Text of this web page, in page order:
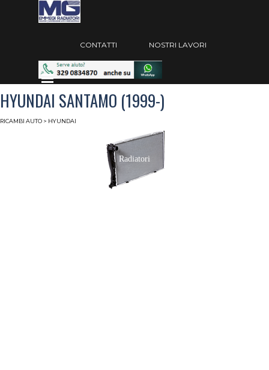
Vai ai contenuti
Salta menù
CONTATTI NOSTRI LAVORI
Salta menù
HYUNDAI SANTAMO (1999-)
RICAMBI AUTO > HYUNDAI
Radiatori